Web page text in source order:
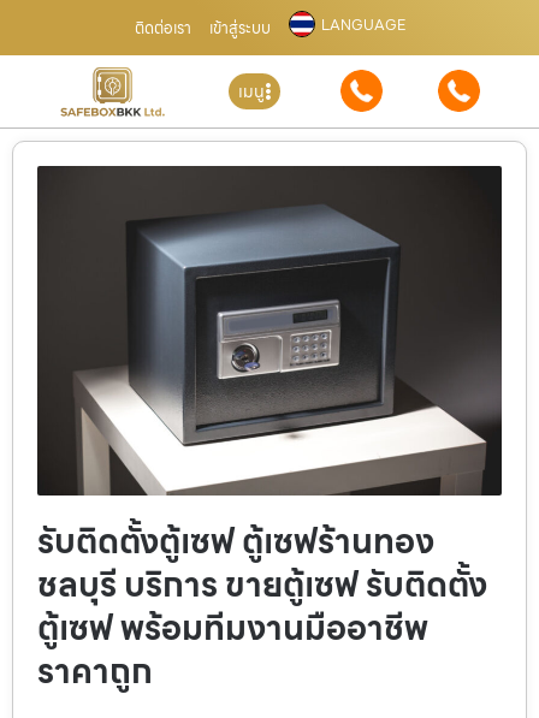
ติดต่อเรา เข้าสู่ระบบ LANGUAGE
เมนู
รับติดตั้งตู้เซฟ ตู้เซฟร้านทอง
ชลบุรี บริการ ขายตู้เซฟ รับติดตั้ง
ตู้เซฟ พร้อมทีมงานมืออาชีพ
ราคาถูก